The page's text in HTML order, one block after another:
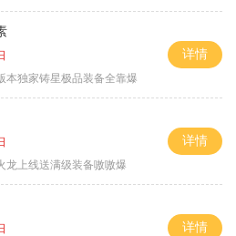
本独家铸星极品装备全靠爆
详情
龙上线送满级装备嗷嗷爆
详情
详情